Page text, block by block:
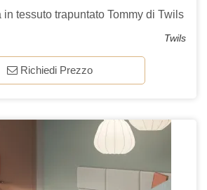
in tessuto trapuntato Tommy di Twils
Twils
Richiedi Prezzo